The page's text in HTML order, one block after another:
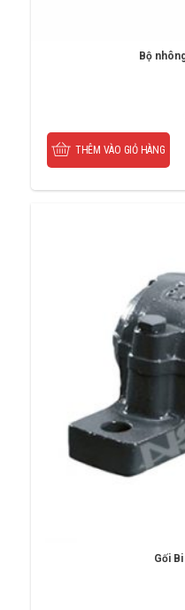
Bộ
THÊM VÀO GIỎ HÀNG
Gối